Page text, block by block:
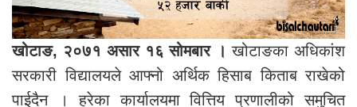
खोटाङ, २०७१ असार १६ सोमबार । खोटाङका अधिकांश
सरकारी विद्यालयले आफ्नो अर्थिक हिसाब किताब राखेको
पाईदैन । हरेका कार्यालयमा वित्तिय प्रणालीको समुचित